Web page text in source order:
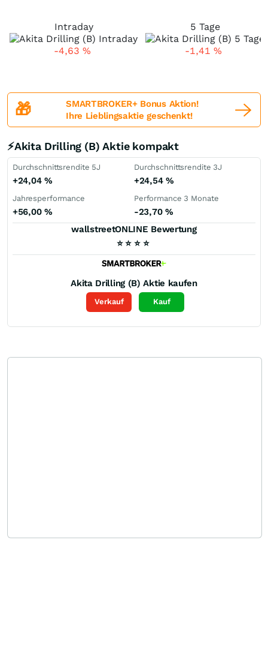
Intraday
-4,63 %
5 Tage
-1,41 %
🎁
SMARTBROKER+ Bonus Aktion!
Ihre Lieblingsaktie geschenkt!
⚡Akita Drilling (B) Aktie kompakt
Durchschnittsrendite 5J
+24,04 %
Durchschnittsrendite 3J
+24,54 %
Jahresperformance
+56,00 %
Performance 3 Monate
-23,70 %
wallstreetONLINE Bewertung
⭐ ⭐ ⭐ ⭐
Akita Drilling (B) Aktie kaufen
Verkauf Kauf